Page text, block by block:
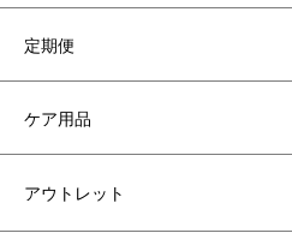
定期便
ケア用品
アウトレット